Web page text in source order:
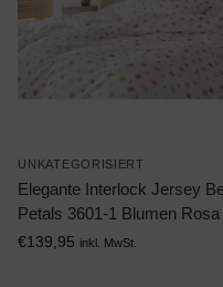
UNKATEGORISIERT
Elegante Interlock Jersey
Petals 3601-1 Blumen
€139,95 inkl. MwSt.